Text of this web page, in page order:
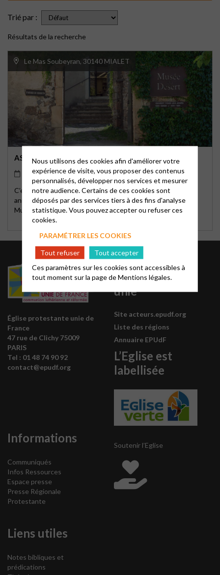
Trié par :
Résultats de la recherche
Le Mas Soubeyran, 30140 MIALET
ASSEMBLÉE DU DÉSERT 2026
06/09/2026
10h00
C’est un grand rassemblement protestant organisé chaque
année le premier dimanche de septembre sur les terrains du
Musée du Désert.
Église protestante unie de
France
47 rue de Clichy 75009
PARIS
Tel : 01 48 74 90 92
contact@epudf.org
Église
protestante
unie
Site acteurs.epudf.org
Liste des régions
Annuaire EPUdF
L’Eglise est
labellisée
Informations
Communiqués
Infos Ressources
Espace presse
Presse Régionale
Protestante
Liens utiles
Notes bibliques et
prédications
Soutenir l’Eglise
Nous utilisons des cookies afin d'améliorer votre
expérience de visite, vous proposer des contenus
personnalisés, développer nos services et mesurer
notre audience. Certains de ces cookies sont
déposés par des services tiers à des fins d'analyse
statistique. Vous pouvez accepter ou refuser ces
cookies.
PARAMÉTRER LES COOKIES
Tout refuser
Tout accepter
Ces paramètres sur les cookies sont accessibles à
tout moment sur la page deMentions légales.